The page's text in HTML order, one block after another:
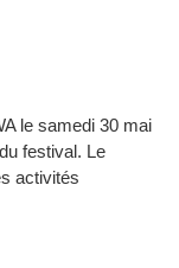
le samedi 30 mai
festival. Le
activités